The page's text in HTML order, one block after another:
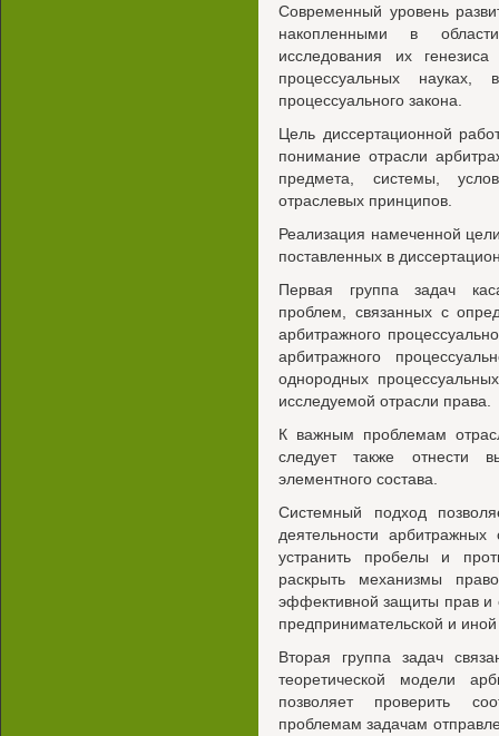
Современный уровень
накопленными в
исследования их
процессуальных науках,
процессуального закона.
Цель диссертационной
понимание отрасли
предмета, системы,
отраслевых принципов.
Реализация намеченной
поставленных в
Первая группа задач
проблем, связанных с
арбитражного
арбитражного
однородных
исследуемой отрасли права.
К важным проблемам
следует также отнести
элементного состава.
Системный подход
деятельности арбитражных
устранить пробелы и
раскрыть механизмы
эффективной защиты прав и
предпринимательской и
Вторая группа задач
теоретической модели
позволяет проверить
проблемам задачам